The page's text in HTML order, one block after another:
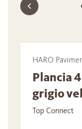
HARO
Plancia
grigio
Top Connect